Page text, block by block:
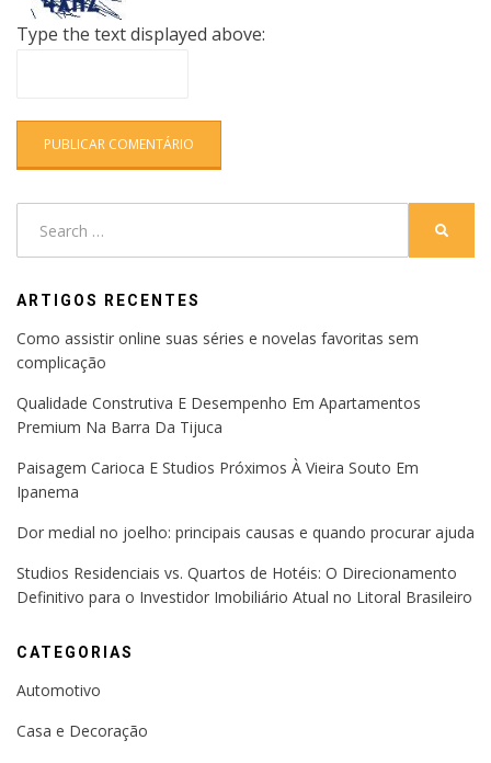
Type the text displayed above:
ARTIGOS RECENTES
Como assistir online suas séries e novelas favoritas sem
complicação
Qualidade Construtiva E Desempenho Em Apartamentos
Premium Na Barra Da Tijuca
Paisagem Carioca E Studios Próximos À Vieira Souto Em
Ipanema
Dor medial no joelho: principais causas e quando procurar ajuda
Studios Residenciais vs. Quartos de Hotéis: O Direcionamento
Definitivo para o Investidor Imobiliário Atual no Litoral Brasileiro
CATEGORIAS
Automotivo
Casa e Decoração